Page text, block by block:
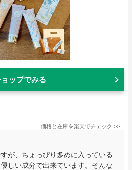
ップでみる
価格と在庫を楽天でチェック >>
が、ちょっぴり多めに入っている
しい成分で出来ています。そんな